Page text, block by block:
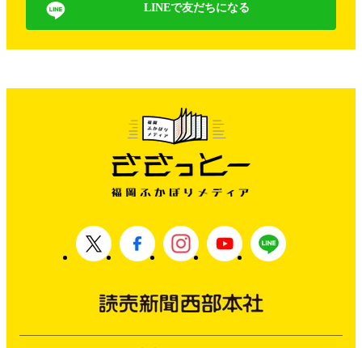
LINEで友だちになる